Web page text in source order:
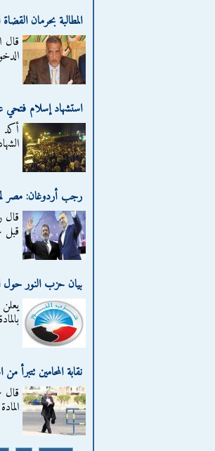
المطالبة بحرمان
قال
الدخول فى
استشهاد إسلام فتحي
رجب أردوغان: مصر
قال
قبل
بيان حزب النور حول
نقابة المحامين تتبرأ
قال